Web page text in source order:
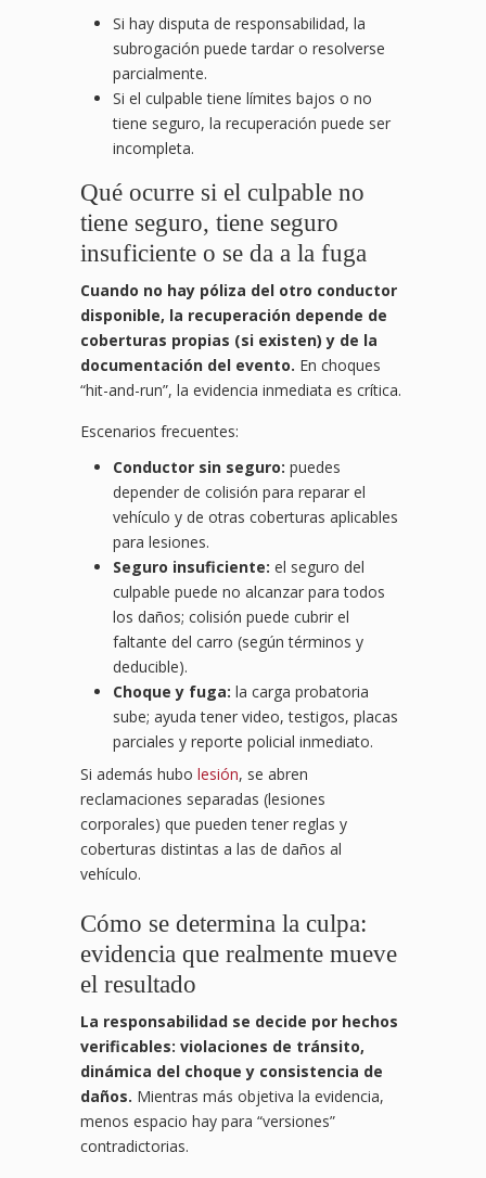
Si hay disputa de responsabilidad, la
subrogación puede tardar o resolverse
parcialmente.
Si el culpable tiene límites bajos o no
tiene seguro, la recuperación puede ser
incompleta.
Qué ocurre si el culpable no
tiene seguro, tiene seguro
insuficiente o se da a la fuga
Cuando no hay póliza del otro conductor
disponible, la recuperación depende de
coberturas propias (si existen) y de la
documentación del evento. En choques
“hit-and-run”, la evidencia inmediata es crítica.
Escenarios frecuentes:
Conductor sin seguro: puedes
depender de colisión para reparar el
vehículo y de otras coberturas aplicables
para lesiones.
Seguro insuficiente: el seguro del
culpable puede no alcanzar para todos
los daños; colisión puede cubrir el
faltante del carro (según términos y
deducible).
Choque y fuga: la carga probatoria
sube; ayuda tener video, testigos, placas
parciales y reporte policial inmediato.
Si además hubo lesión, se abren
reclamaciones separadas (lesiones
corporales) que pueden tener reglas y
coberturas distintas a las de daños al
vehículo.
Cómo se determina la culpa:
evidencia que realmente mueve
el resultado
La responsabilidad se decide por hechos
verificables: violaciones de tránsito,
dinámica del choque y consistencia de
daños. Mientras más objetiva la evidencia,
menos espacio hay para “versiones”
contradictorias.